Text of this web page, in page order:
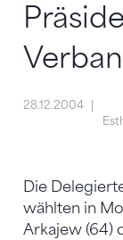
28.12.2004
Die
wählten in
Arkajew (64)